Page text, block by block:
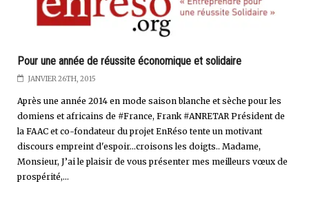
Pour une année de réussite économique et solidaire
JANVIER 26TH, 2015
Après une année 2014 en mode saison blanche et sèche pour les
domiens et africains de #France, Frank #ANRETAR Président de
la FAAC et co-fondateur du projet EnRéso tente un motivant
discours empreint d'espoir...croisons les doigts.. Madame,
Monsieur, J’ai le plaisir de vous présenter mes meilleurs vœux de
prospérité,...